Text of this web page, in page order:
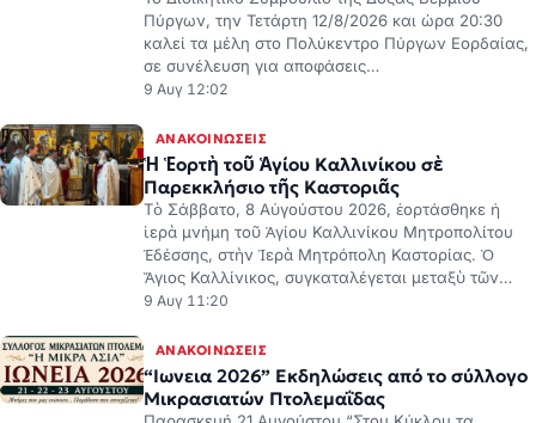
καλεί τα μέλη στο Πολύκεντρο Πύργων Εορδαίας,
σε συνέλευση για αποφάσεις…
9 Αυγ 12:02
Ἡ Ἑορτὴ τοῦ Ἁγίου Καλλινίκου σὲ
Παρεκκλήσιο τῆς Καστοριᾶς
Τὸ Σάββατο, 8 Αὐγούστου 2026, ἑορτάσθηκε ἡ
ἱερὰ μνήμη τοῦ Ἁγίου Καλλινίκου Μητροπολίτου
Ἐδέσσης, στὴν Ἱερὰ Μητρόπολη Καστορίας. Ὁ
Ἅγιος Καλλίνικος, συγκαταλέγεται μεταξὺ τῶν…
9 Αυγ 11:20
“Ιωνεια 2026” Εκδηλώσεις από το σύλλογο
Μικρασιατών Πτολεμαΐδας
Παρασκευή 21 Αυγούστου “Στου Κύκλου τα
γυρίσματα, Μια μικρασιάτισσα θυμάται”